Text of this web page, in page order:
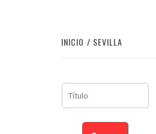
INICIO SEVILLA